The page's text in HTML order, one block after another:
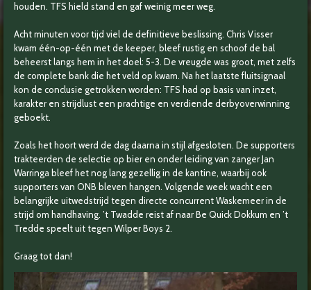
houden. TFS hield stand en gaf weinig meer weg.
Acht minuten voor tijd viel de definitieve beslissing. Chris Visser
kwam één-op-één met de keeper, bleef rustig en schoof de bal
beheerst langs hem in het doel: 5-3. De vreugde was groot, met zelfs
de complete bank die het veld op kwam. Na het laatste fluitsignaal
kon de conclusie getrokken worden: TFS had op basis van inzet,
karakter en strijdlust een prachtige en verdiende derbyoverwinning
geboekt.
Zoals het hoort werd de dag daarna in stijl afgesloten. De supporters
trakteerden de selectie op bier en onder leiding van zanger Jan
Warringa bleef het nog lang gezellig in de kantine, waarbij ook
supporters van ONB bleven hangen. Volgende week wacht een
belangrijke uitwedstrijd tegen directe concurrent Waskemeer in de
strijd om handhaving. ’t Twadde reist af naar Be Quick Dokkum en ’t
Tredde speelt uit tegen Wilper Boys 2.
Graag tot dan!